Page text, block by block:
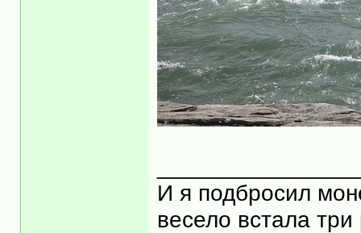
И я подбросил
весело встала